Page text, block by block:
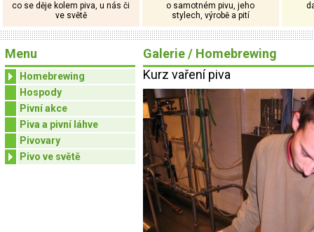
co se děje kolem piva, u nás či
ve světě
o samotném pivu, jeho
stylech, výrobě a pití
Menu
Homebrewing
Hospody
Pivní akce
Piva a pivní láhve
Pivovary
Pivo ve světě
Galerie/ Homebrewing
Kurz vaření piva